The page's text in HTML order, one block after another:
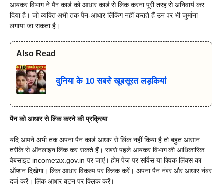
आयकर विभाग ने पैन कार्ड को आधार कार्ड से लिंक करना पूरी तरह से अनिवार्य कर
दिया है। जो व्यक्ति अभी तक पैन-आधार लिंकिंग नहीं कराते हैं उन पर भी जुर्माना
लगाया जा सकता है।
Also Read
दुनिया के 10 सबसे खूबसूरत लड़कियां
पैन को आधार से लिंक करने की प्रक्रिया
यदि आपने अभी तक अपना पैन कार्ड आधार से लिंक नहीं किया है तो बहुत आसान
तरीके से ऑनलाइन लिंक कर सकते हैं। सबसे पहले आयकर विभाग की आधिकारिक
वेबसाइट incometax.gov.in पर जाएं। होम पेज पर सर्विस या क्विक लिंक्स का
ऑप्शन दिखेगा। लिंक आधार विकल्प पर क्लिक करें। अपना पैन नंबर और आधार नंबर
दर्ज करें। लिंक आधार बटन पर क्लिक करें।